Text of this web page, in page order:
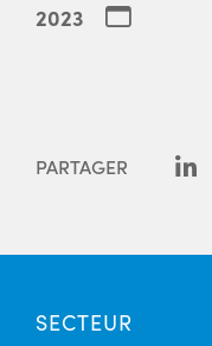
2023
PARTAGER
SECTEUR